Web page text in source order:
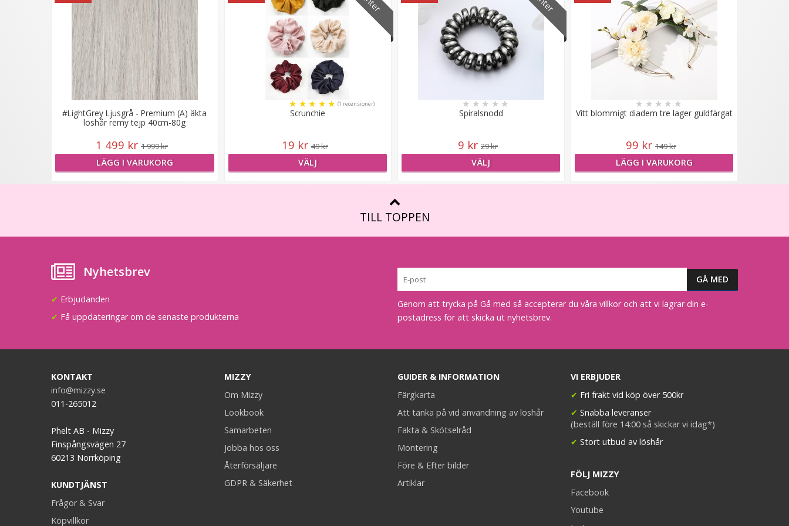
#LightGrey Ljusgrå - Premium (A) äkta
löshår remy tejp 40cm-80g
1 499 kr 1 999 kr
LÄGG I VARUKORG
Scrunchie
★ ★ ★ ★ ★ (1 recensioner)
19 kr 49 kr
VÄLJ
Spiralsnodd
★ ★ ★ ★ ★
9 kr 29 kr
VÄLJ
Vitt blommigt diadem tre lager guldfärgat
★ ★ ★ ★ ★
99 kr 149 kr
LÄGG I VARUKORG
TILL TOPPEN
Nyhetsbrev
✔ Erbjudanden
✔ Få uppdateringar om de senaste produkterna
Genom att trycka på Gå med så accepterar du våra villkor och att vi lagrar din e-
postadress för att skicka ut nyhetsbrev.
KONTAKT
info@mizzy.se
011-265012
Phelt AB - Mizzy
Finspångsvägen 27
60213 Norrköping
KUNDTJÄNST
Frågor & Svar
Köpvillkor
MIZZY
Om Mizzy
Lookbook
Samarbeten
Jobba hos oss
Återförsäljare
GDPR & Säkerhet
GUIDER & INFORMATION
Färgkarta
Att tänka på vid användning av löshår
Fakta & Skötselråd
Montering
Före & Efter bilder
Artiklar
VI ERBJUDER
✔ Fri frakt vid köp över 500kr
✔ Snabba leveranser
(beställ före 14:00 så skickar vi idag*)
✔ Stort utbud av löshår
FÖLJ MIZZY
Facebook
Youtube